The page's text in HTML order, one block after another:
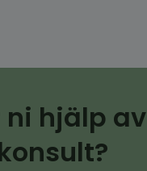
ni hjälp